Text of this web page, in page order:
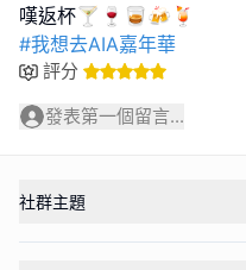
#我想去AIA嘉年華
評分
發表第一個留言...
社群主題